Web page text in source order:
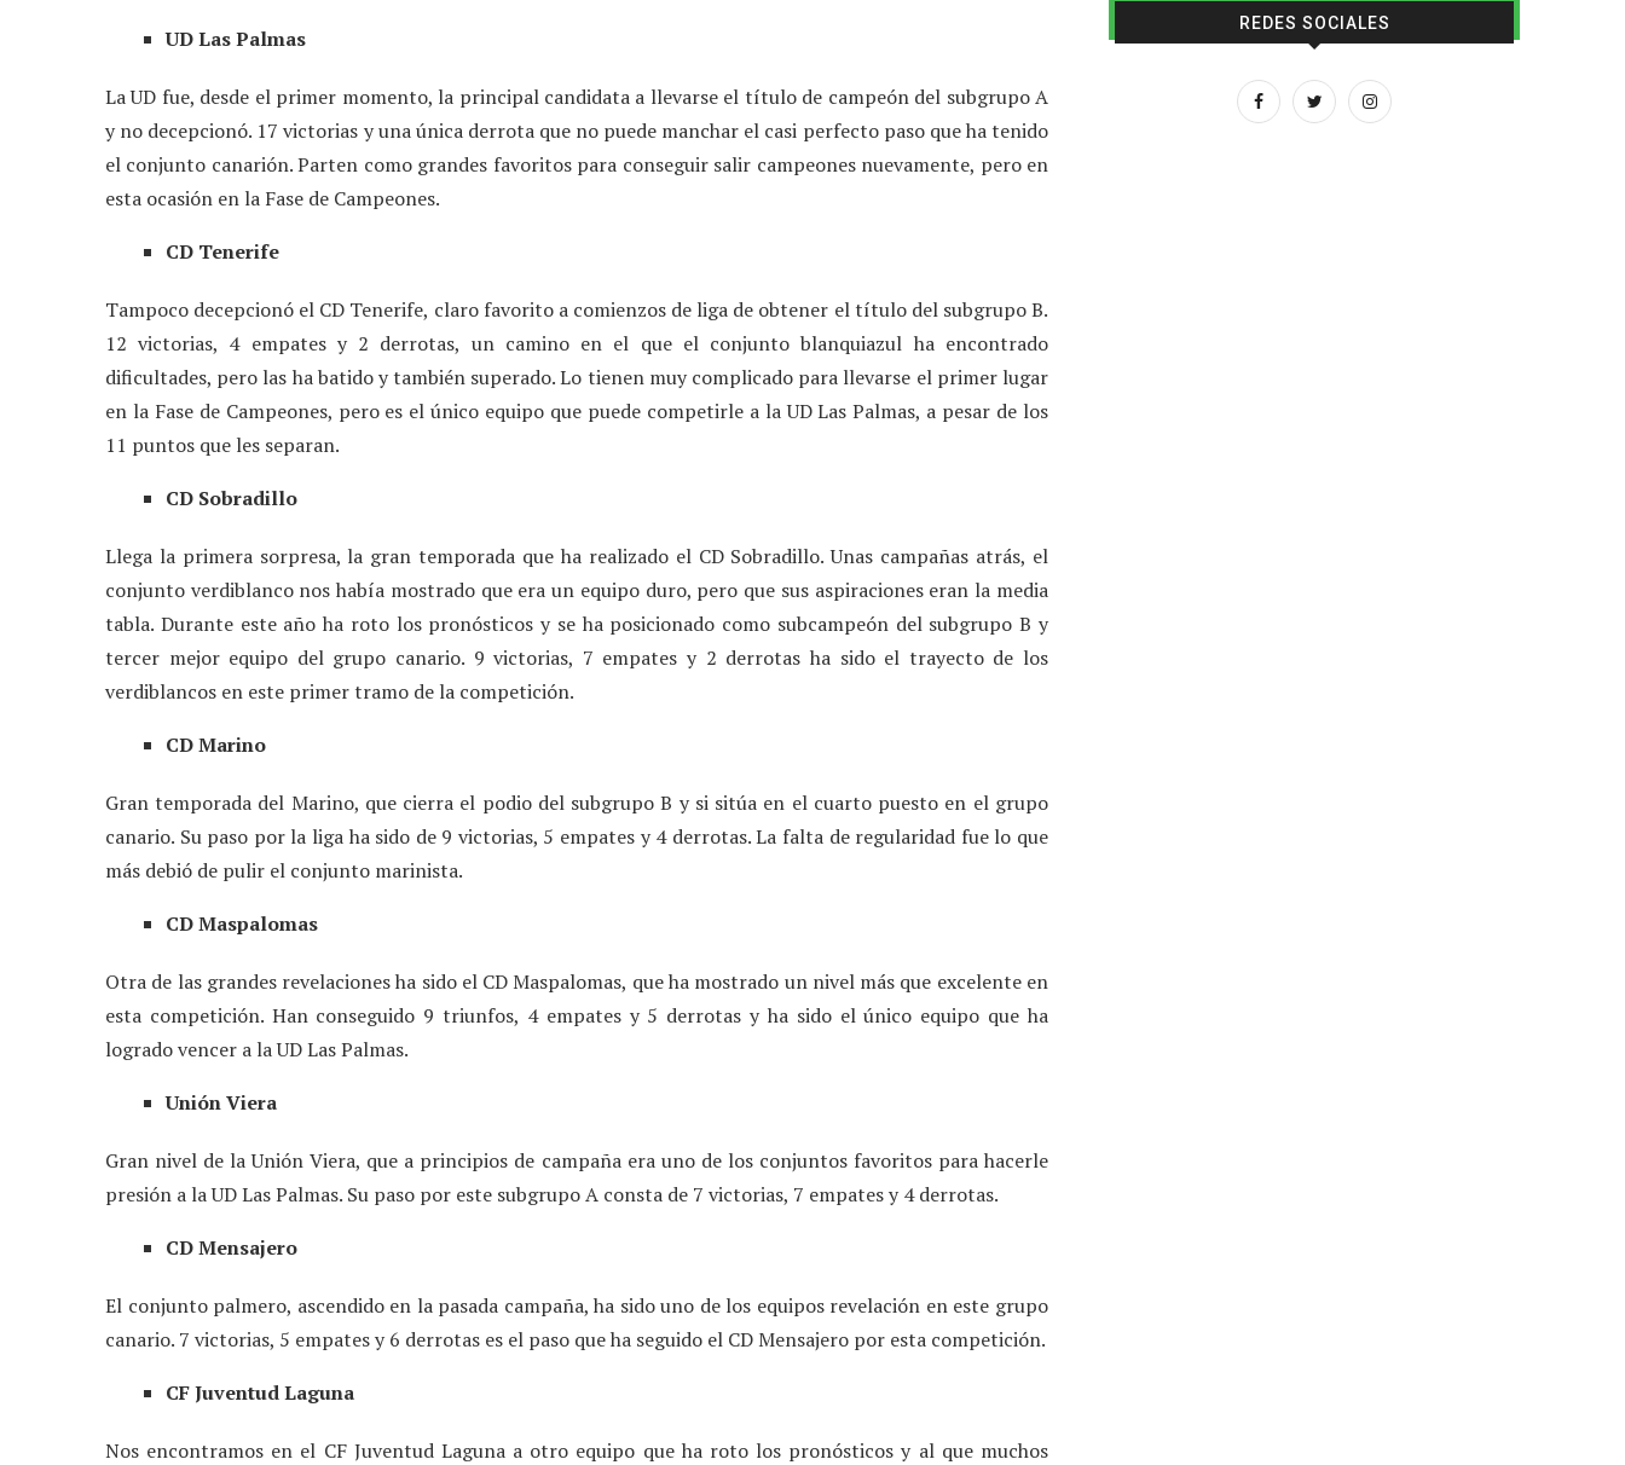
UD Las Palmas
La UD fue, desde el primer momento, la principal candidata a llevarse el título de campeón del subgrupo A
y no decepcionó. 17 victorias y una única derrota que no puede manchar el casi perfecto paso que ha tenido
el conjunto canarión. Parten como grandes favoritos para conseguir salir campeones nuevamente, pero en
esta ocasión en la Fase de Campeones.
CD Tenerife
Tampoco decepcionó el CD Tenerife, claro favorito a comienzos de liga de obtener el título del subgrupo B.
12 victorias, 4 empates y 2 derrotas, un camino en el que el conjunto blanquiazul ha encontrado
dificultades, pero las ha batido y también superado. Lo tienen muy complicado para llevarse el primer lugar
en la Fase de Campeones, pero es el único equipo que puede competirle a la UD Las Palmas, a pesar de los
11 puntos que les separan.
CD Sobradillo
Llega la primera sorpresa, la gran temporada que ha realizado el CD Sobradillo. Unas campañas atrás, el
conjunto verdiblanco nos había mostrado que era un equipo duro, pero que sus aspiraciones eran la media
tabla. Durante este año ha roto los pronósticos y se ha posicionado como subcampeón del subgrupo B y
tercer mejor equipo del grupo canario. 9 victorias, 7 empates y 2 derrotas ha sido el trayecto de los
verdiblancos en este primer tramo de la competición.
CD Marino
Gran temporada del Marino, que cierra el podio del subgrupo B y si sitúa en el cuarto puesto en el grupo
canario. Su paso por la liga ha sido de 9 victorias, 5 empates y 4 derrotas. La falta de regularidad fue lo que
más debió de pulir el conjunto marinista.
CD Maspalomas
Otra de las grandes revelaciones ha sido el CD Maspalomas, que ha mostrado un nivel más que excelente en
esta competición. Han conseguido 9 triunfos, 4 empates y 5 derrotas y ha sido el único equipo que ha
logrado vencer a la UD Las Palmas.
Unión Viera
Gran nivel de la Unión Viera, que a principios de campaña era uno de los conjuntos favoritos para hacerle
presión a la UD Las Palmas. Su paso por este subgrupo A consta de 7 victorias, 7 empates y 4 derrotas.
CD Mensajero
El conjunto palmero, ascendido en la pasada campaña, ha sido uno de los equipos revelación en este grupo
canario. 7 victorias, 5 empates y 6 derrotas es el paso que ha seguido el CD Mensajero por esta competición.
CF Juventud Laguna
Nos encontramos en el CF Juventud Laguna a otro equipo que ha roto los pronósticos y al que muchos
REDES SOCIALES